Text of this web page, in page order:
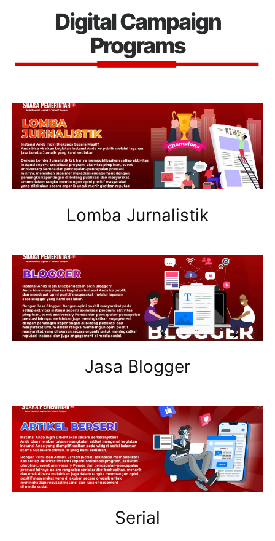
Digital Campaign
Programs
Lomba Jurnalistik
Jasa Blogger
Serial